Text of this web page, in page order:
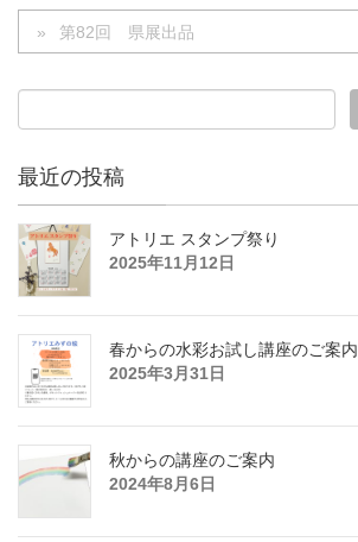
第82回 県展出品
最近の投稿
アトリエ スタンプ祭り
2025年11月12日
春からの水彩お試し講座のご案内
2025年3月31日
秋からの講座のご案内
2024年8月6日